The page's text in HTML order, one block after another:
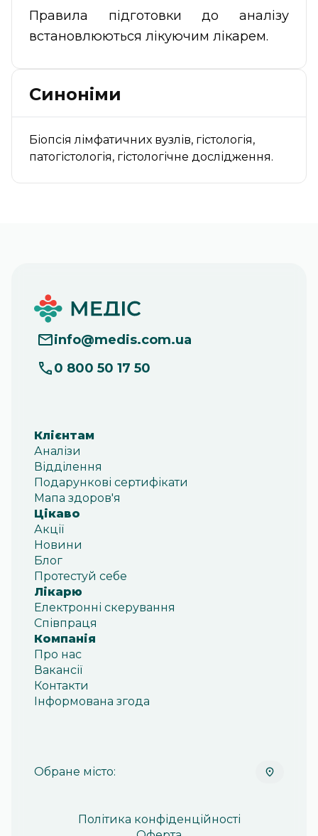
Правила підготовки до аналізу
встановлюються лікуючим лікарем.
Синоніми
Біопсія лімфатичних вузлів, гістологія,
патогістологія, гістологічне дослідження.
info@medis.com.ua
0 800 50 17 50
Клієнтам
Аналізи
Відділення
Подарункові сертифікати
Мапа здоров'я
Цікаво
Акції
Новини
Блог
Протестуй себе
Лікарю
Електронні скерування
Співпраця
Компанія
Про нас
Вакансії
Контакти
Інформована згода
Обране місто:
Політика конфіденційності